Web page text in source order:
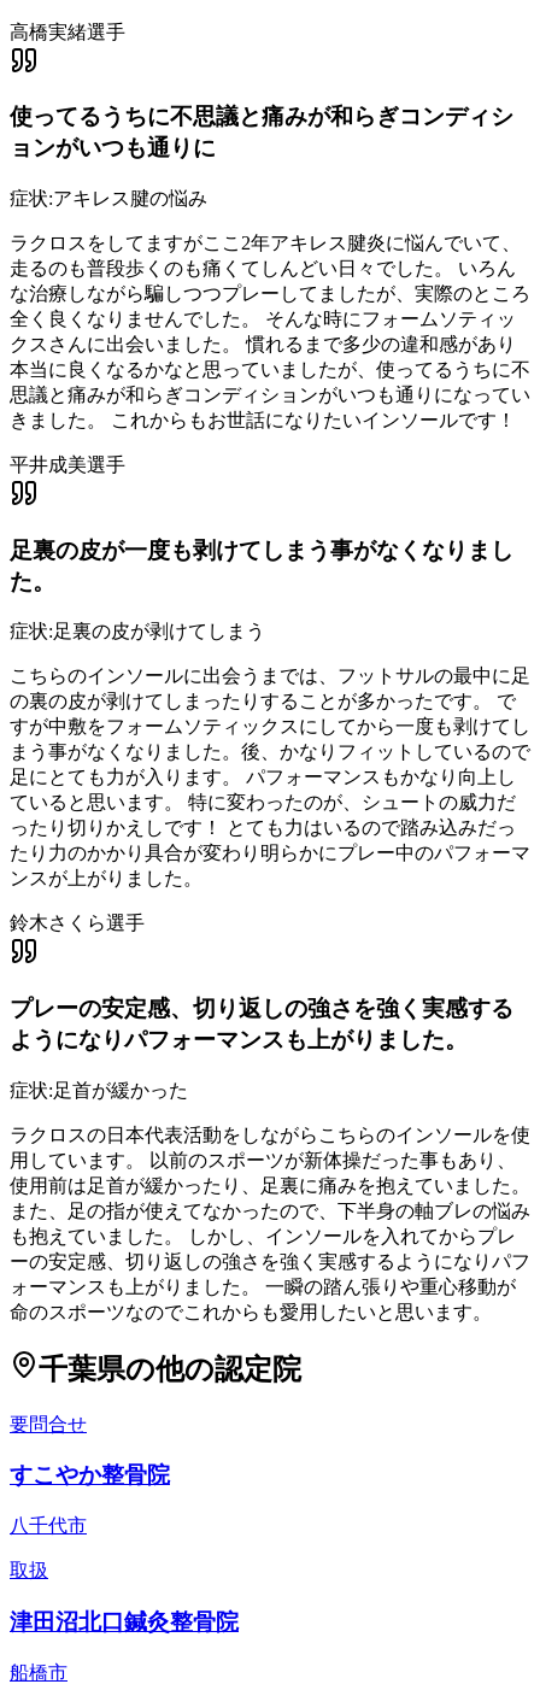
高橋実緒選手
使ってるうちに不思議と痛みが和らぎコンディシ
ョンがいつも通りに
症状:アキレス腱の悩み
ラクロスをしてますがここ2年アキレス腱炎に悩んでいて、
走るのも普段歩くのも痛くてしんどい日々でした。 いろん
な治療しながら騙しつつプレーしてましたが、実際のところ
全く良くなりませんでした。 そんな時にフォームソティッ
クスさんに出会いました。 慣れるまで多少の違和感があり
本当に良くなるかなと思っていましたが、使ってるうちに不
思議と痛みが和らぎコンディションがいつも通りになってい
きました。 これからもお世話になりたいインソールです！
平井成美選手
足裏の皮が一度も剥けてしまう事がなくなりまし
た。
症状:足裏の皮が剥けてしまう
こちらのインソールに出会うまでは、フットサルの最中に足
の裏の皮が剥けてしまったりすることが多かったです。 で
すが中敷をフォームソティックスにしてから一度も剥けてし
まう事がなくなりました。後、かなりフィットしているので
足にとても力が入ります。 パフォーマンスもかなり向上し
ていると思います。 特に変わったのが、シュートの威力だ
ったり切りかえしです！ とても力はいるので踏み込みだっ
たり力のかかり具合が変わり明らかにプレー中のパフォーマ
ンスが上がりました。
鈴木さくら選手
プレーの安定感、切り返しの強さを強く実感する
ようになりパフォーマンスも上がりました。
症状:足首が緩かった
ラクロスの日本代表活動をしながらこちらのインソールを使
用しています。 以前のスポーツが新体操だった事もあり、
使用前は足首が緩かったり、足裏に痛みを抱えていました。
また、足の指が使えてなかったので、下半身の軸ブレの悩み
も抱えていました。 しかし、インソールを入れてからプレ
ーの安定感、切り返しの強さを強く実感するようになりパフ
ォーマンスも上がりました。 一瞬の踏ん張りや重心移動が
命のスポーツなのでこれからも愛用したいと思います。
千葉県の他の認定院
要問合せ
すこやか整骨院
八千代市
取扱
津田沼北口鍼灸整骨院
船橋市